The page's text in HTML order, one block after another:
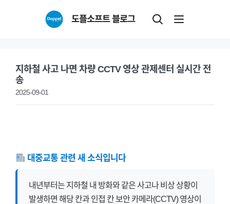
도플소프트 블로그
지하철 사고 나면 차량 CCTV 영상 관제센터 실시간 전
송
2025-09-01
대중교통 관련 새 소식입니다
내년부터는 지하철 내 방화와 같은 사고나 비상 상황이
발생하면 해당 칸과 인접 칸 보안 카메라(CCTV) 영상이